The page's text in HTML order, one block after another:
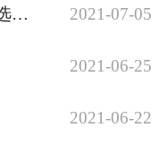
百度托管是如何收费的?如何选择百度托管公司? 2021-07-05
2021-06-25
2021-06-22